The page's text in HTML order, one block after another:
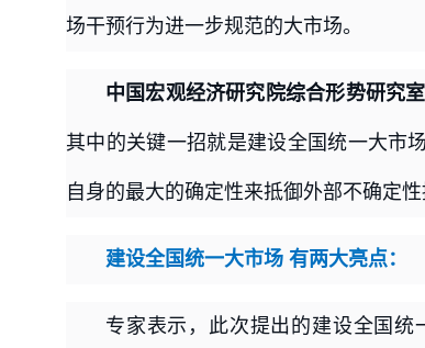
场干预行为进一步规范的大市场。
中国宏观经济研究院综合形势研究室
其中的关键一招就是建设全国统一大市
自身的最大的确定性来抵御外部不确定性
建设全国统一大市场 有两大亮点：
专家表示，此次提出的建设全国